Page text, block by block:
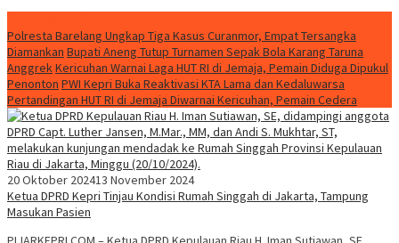
Polresta Barelang Ungkap Tiga Kasus Curanmor, Empat Tersangka
Diamankan Bupati Aneng Tutup Turnamen Sepak Bola Karang Taruna
AnggrekKericuhan Warnai Laga HUT RI di Jemaja, Pemain Diduga Dipukul
Penonton PWI Kepri Buka Reaktivasi KTA Lama dan Kedaluwarsa
Pertandingan HUT RI di Jemaja Diwarnai Kericuhan, Pemain Cedera
20 Oktober 202413 November 2024
Ketua DPRD Kepri Tinjau Kondisi Rumah Singgah di Jakarta, Tampung
Masukan Pasien